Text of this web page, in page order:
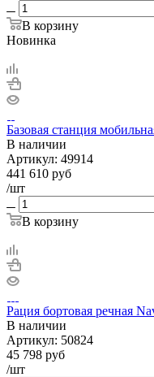
В корзину
Новинка
Базовая станция
В наличии
Артикул: 49914
441 610 руб
/шт
В корзину
Рация бортовая речная
В наличии
Артикул: 50824
45 798 руб
/шт